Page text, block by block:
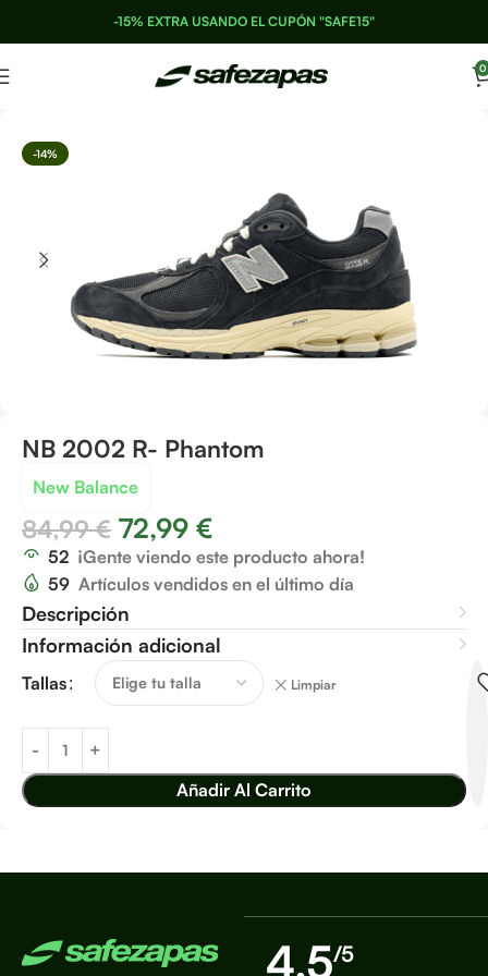
-15% EXTRA USANDO EL CUPÓN "SAFE15"
0
-14%
NB 2002 R- Phantom
New Balance
84,99€ 72,99 €
52 ¡Gente viendo este producto ahora!
59 Artículos vendidos en el último día
Descripción
Información adicional
Tallas Limpiar
Añadir Al Carrito
4,5/5